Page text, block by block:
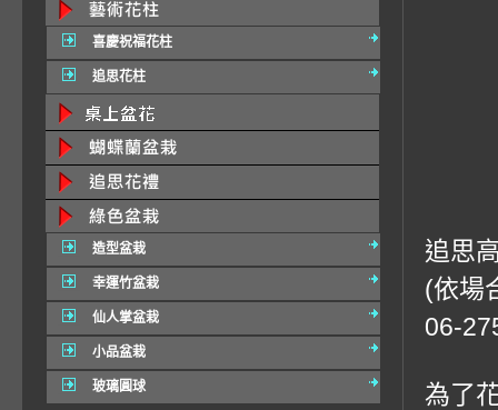
喜慶祝福花柱
追思花柱
造型盆栽
幸運竹盆栽
仙人掌盆栽
小品盆栽
玻璃圓球
追思
(依場
06-
為了